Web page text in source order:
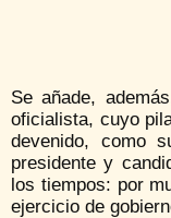
Se añade,
oficialista, cuyo
devenido, como
presidente y
los tiempos: por
ejercicio de